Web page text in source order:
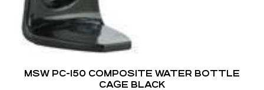
MSW PC-150 COMPOSITE WATER BOTTLE
CAGE BLACK